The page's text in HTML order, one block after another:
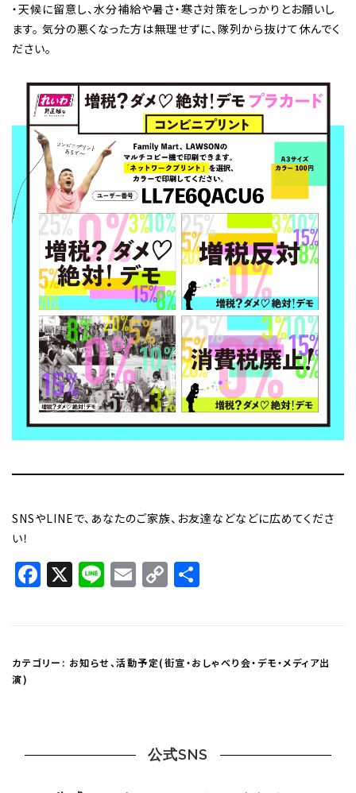
・天候に留意し、水分補給や暑さ・寒さ対策をしっかりとお願いし
ます。 気分の悪くなった方は無理せずに、隊列から抜けて休んでく
ださい。
SNSやLINEで、あなたのご家族、お友達などなどに広めてくださ
い！
Facebook
X LineEmail
Copy
Link
カテゴリー: お知らせ、活動予定(街宣・おしゃべり会・デモ・メディア出
演)
公式SNS